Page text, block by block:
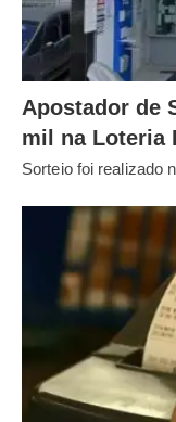
Apostador de
mil na Loteria
Sorteio foi realizado